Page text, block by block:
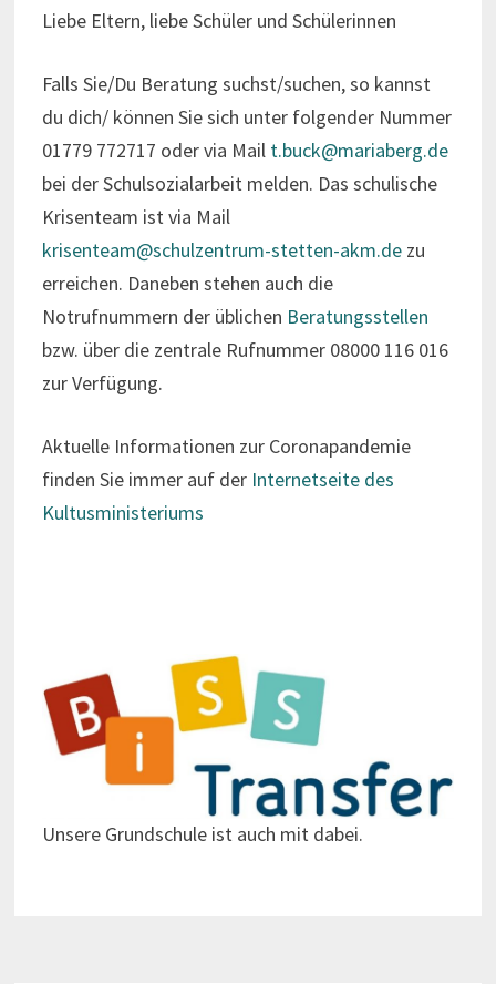
Liebe Eltern, liebe Schüler und Schülerinnen
Falls Sie/Du Beratung suchst/suchen, so kannst
du dich/ können Sie sich unter folgender Nummer
01779 772717 oder via Mail t.buck@mariaberg.de
bei der Schulsozialarbeit melden. Das schulische
Krisenteam ist via Mail
krisenteam@schulzentrum-stetten-akm.dezu
erreichen. Daneben stehen auch die
Notrufnummern der üblichen Beratungsstellen
bzw. über die zentrale Rufnummer 08000 116 016
zur Verfügung.
Aktuelle Informationen zur Coronapandemie
finden Sie immer auf der Internetseite des
Kultusministeriums
Unsere Grundschule ist auch mit dabei.